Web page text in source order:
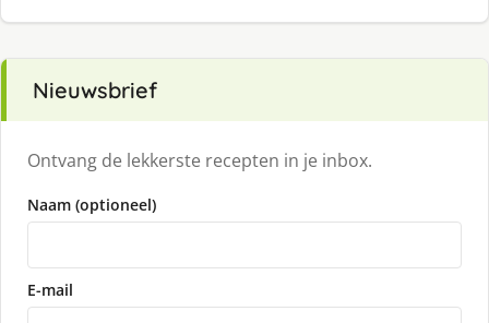
Nieuwsbrief
Ontvang de lekkerste recepten in je inbox.
Naam (optioneel)
E-mail